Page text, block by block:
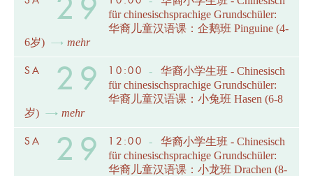
29
für chinesischsprachige Grundschüler:
华裔儿童汉语课：企鹅班 Pinguine (4-
6岁)
mehr
SA 29 10:00 -
华裔小学生班 - Chinesisch
für chinesischsprachige Grundschüler:
华裔儿童汉语课：小兔班 Hasen (6-8
岁)
mehr
SA 29 12:00 -
华裔小学生班 - Chinesisch
für chinesischsprachige Grundschüler:
华裔儿童汉语课：小龙班 Drachen (8-